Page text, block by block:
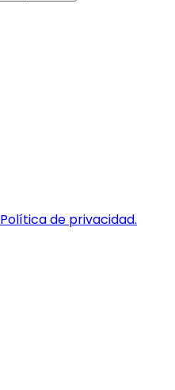
Política de privacidad.